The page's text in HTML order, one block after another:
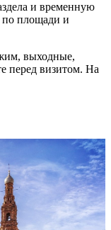
и временную
по площади и
выходные,
перед визитом. На